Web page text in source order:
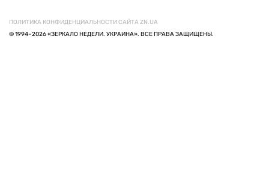
ПОЛИТИКА КОНФИДЕНЦИАЛЬНОСТИ САЙТА ZN.UA
© 1994–2026 «ЗЕРКАЛО НЕДЕЛИ. УКРАИНА». ВСЕ ПРАВА ЗАЩИЩЕНЫ.